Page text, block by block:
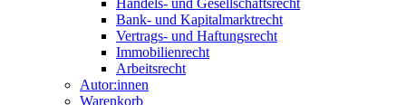
Handels- und Gesellschaftsrecht
Bank- und Kapitalmarktrecht
Vertrags- und Haftungsrecht
Immobilienrecht
Arbeitsrecht
Autor:innen
Warenkorb